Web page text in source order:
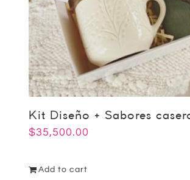
Kit Diseño + Sabores
$35,500.00
Add to cart